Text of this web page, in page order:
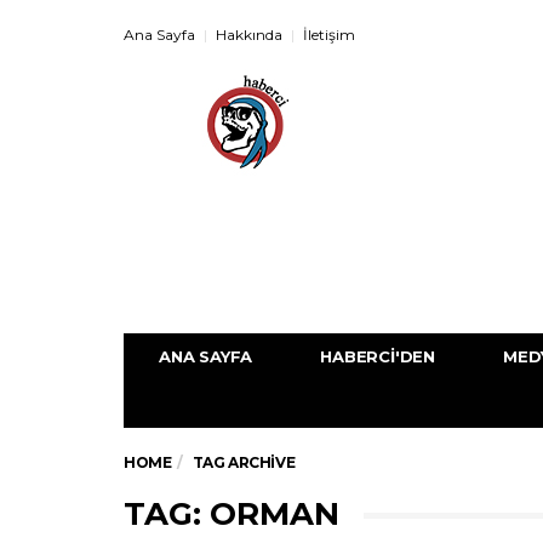
Ana Sayfa Hakkında İletişim
ANA SAYFA HABERCI'DEN
HOME TAG ARCHIVE
TAG: ORMAN